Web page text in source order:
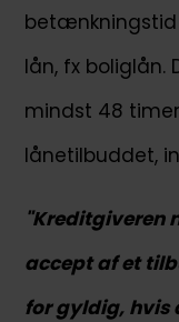
betænkningstid
lån, fx boliglån.
mindst 48
lånetilbuddet,
"Kreditgiveren
accept af et
for gyldig, hvis